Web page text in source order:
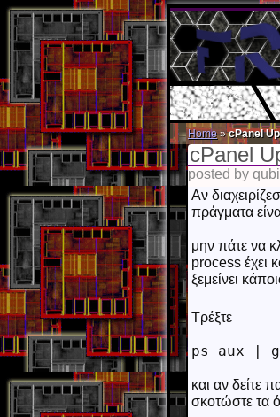
Home»cPanel
cPanel
posted by
Αν
πράγματα
μην πάτε να
process έχει
ξεμείνει
Τρέξτε
ps aux |
και αν δείτε
σκοτώστε τα